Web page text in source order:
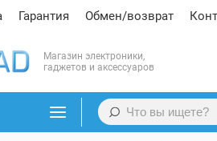
Магазин электроники,
гаджетов и аксессуаров
Гарантия Обмен/возврат